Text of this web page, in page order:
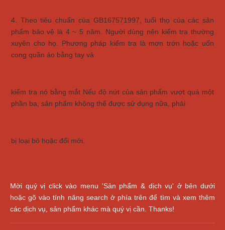
4. Theo tiêu chuẩn của GB167571997, tuổi thọ của các sản
phẩm bảo vệ là 4 ~ 5 năm. Người dùng nên kiểm tra thường
xuyên cho họ. Phương pháp kiểm tra là mơn trớn hoặc uốn
cong quần áo bằng tay và
kiểm tra nó bằng mắt Nếu độ nứt của sản phẩm vượt quá một
phần ba, sản phẩm không thể được sử dụng nữa, phải
bị loại bỏ hoặc đổi mới.
Mời quý vị click vào menu 'Sản phẩm & dịch vụ' ở bên dưới
hoặc gõ vào tính năng search ở phía trên để tìm và xem thêm
các dịch vụ, sản phẩm khác mà quý vị cần. Thanks!